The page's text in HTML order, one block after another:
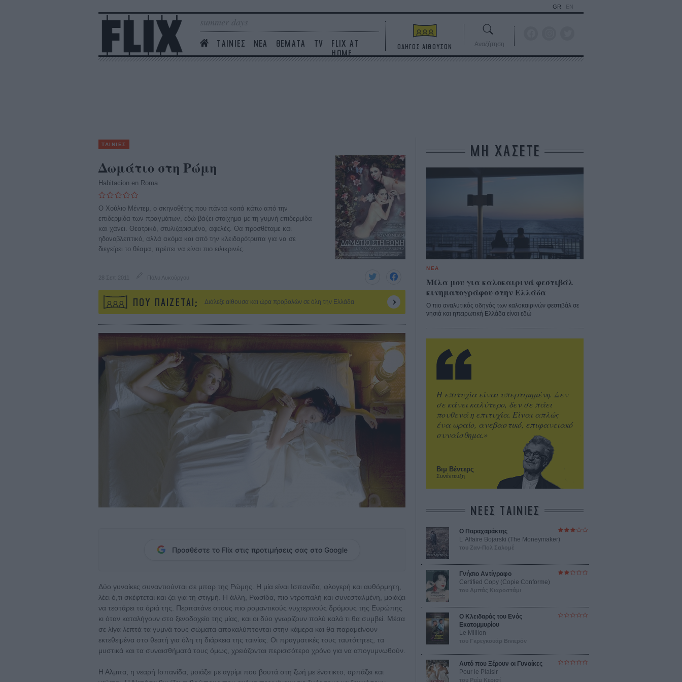
summer days
ΤΑΙΝΙΕΣ ΝΕΑ ΘΕΜΑΤΑ TV
FLIX AT
HOME
GR EN
ΟΔΗΓΟΣ ΑΙΘΟΥΣΩΝ Αναζήτηση
ΤΑΙΝΙΕΣ
Δωμάτιο στη Ρώμη
Habitacion en Roma
Ο Χούλιο Μέντεμ, ο σκηνοθέτης που πάντα κοιτά κάτω από την
επιδερμίδα των πραγμάτων, εδώ βάζει στοίχημα με τη γυμνή επιδερμίδα
και χάνει. Θεατρικό, στυλιζαρισμένο, αφελές. Θα προσθέταμε και
ηδονοβλεπτικό, αλλά ακόμα και από την κλειδαρότρυπα για να σε
διεγείρει το θέαμα, πρέπει να είναι πιο ειλικρινές.
28 Σεπ 2011 Πόλυ Λυκούργου
ΠΟΥ ΠΑΙΖΕΤΑΙ; Διάλεξε αίθουσα και ώρα προβολών σε όλη την Ελλάδα
Προσθέστε το Flix στις προτιμήσεις σας στο Google
Δύο γυναίκες συναντιούνται σε μπαρ της Ρώμης. Η μία είναι Ισπανίδα, φλογερή και αυθόρμητη,
λέει ό,τι σκέφτεται και ζει για τη στιγμή. Η άλλη, Ρωσίδα, πιο ντροπαλή και συνεσταλμένη, μοιάζει
να τεστάρει τα όριά της. Περπατάνε στους πιο ρομαντικούς νυχτερινούς δρόμους της Ευρώπης
κι όταν καταλήγουν στο ξενοδοχείο της μίας, και οι δύο γνωρίζουν πολύ καλά τι θα συμβεί. Μέσα
σε λίγα λεπτά τα γυμνά τους σώματα αποκαλύπτονται στην κάμερα και θα παραμείνουν
εκτεθειμένα στο θεατή για όλη τη διάρκεια της ταινίας. Οι πραγματικές τους ταυτότητες, τα
μυστικά και τα συναισθήματά τους όμως, χρειάζονται περισσότερο χρόνο για να απογυμνωθούν.
Η Αλμπα, η νεαρή Ισπανίδα, μοιάζει με αγρίμι που βουτά στη ζωή με ένστικτο, αρπάζει και
ΜΗ ΧΑΣΕΤΕ
ΝΕΑ
Μίλα μου για καλοκαιρινά φεστιβάλ
κινηματογράφου στην Ελλάδα
Ο πιο αναλυτικός οδηγός των καλοκαιρινών φεστιβάλ σε
νησιά και ηπειρωτική Ελλάδα είναι εδώ
Βιμ Βέντερς
Συνέντευξη
Η επιτυχία είναι υπερτιμημένη. Δεν
σε κάνει καλύτερο, δεν σε πάει
πουθενά η επιτυχία. Είναι απλώς
ένα ωραίο, ανεβαστικό, επιφανειακό
συναίσθημα.»
ΝΕΕΣ ΤΑΙΝΙΕΣ
Ο Παραχαράκτης
L’ Affaire Bojarski (The Moneymaker)
του Ζαν-Πολ Σαλομέ
Γνήσιο Αντίγραφο
Certified Copy (Copie Conforme)
του Αμπάς Κιαροστάμι
Ο Κλειδαράς του Ενός
Εκατομμυρίου
Le Million
του Γκρεγκουάρ Βινιερόν
Αυτό που Ξέρουν οι Γυναίκες
Pour le Plaisir
του Ρεέμ Κερισί